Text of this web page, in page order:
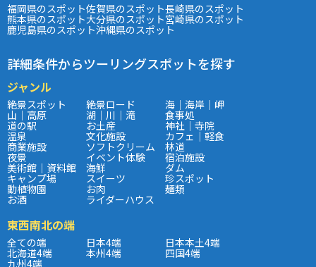
福岡県のスポット佐賀県のスポット長崎県のスポット
熊本県のスポット大分県のスポット宮崎県のスポット
鹿児島県のスポット沖縄県のスポット
詳細条件からツーリングスポットを探す
ジャンル
絶景スポット 絶景ロード 海｜海岸｜岬
山｜高原 湖｜川｜滝 食事処
道の駅 お土産 神社｜寺院
温泉 文化施設 カフェ｜軽食
商業施設 ソフトクリーム 林道
夜景 イベント体験 宿泊施設
美術館｜資料館 海鮮 ダム
キャンプ場 スイーツ 珍スポット
動植物園 お肉 麺類
お酒 ライダーハウス
東西南北の端
全ての端 日本4端 日本本土4端
北海道4端 本州4端 四国4端
九州4端